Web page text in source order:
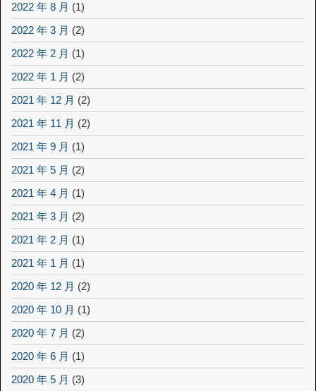
2022 年 8 月 (1)
2022 年 3 月 (2)
2022 年 2 月 (1)
2022 年 1 月 (2)
2021 年 12 月 (2)
2021 年 11 月 (2)
2021 年 9 月 (1)
2021 年 5 月 (2)
2021 年 4 月 (1)
2021 年 3 月 (2)
2021 年 2 月 (1)
2021 年 1 月 (1)
2020 年 12 月 (2)
2020 年 10 月 (1)
2020 年 7 月 (2)
2020 年 6 月 (1)
2020 年 5 月 (3)